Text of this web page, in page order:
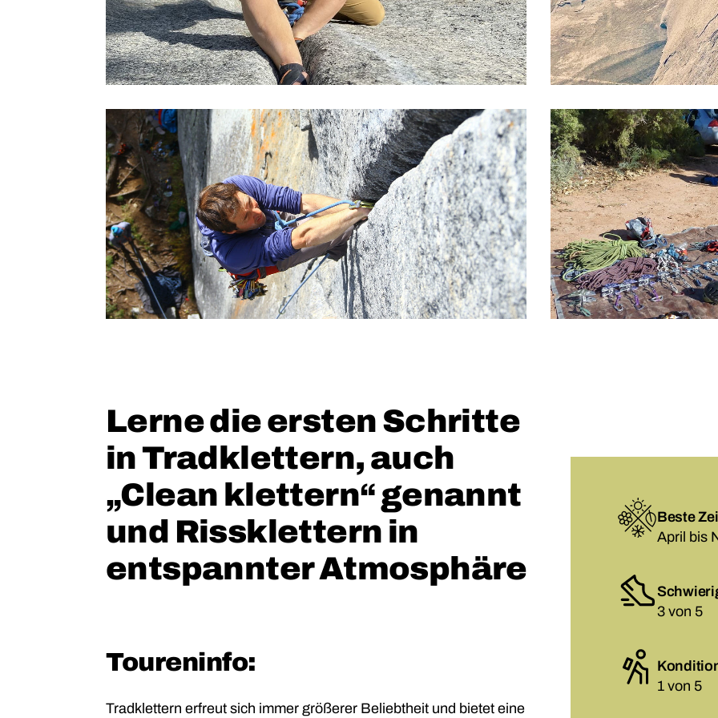
Lerne die ersten Schritte
in Tradklettern, auch
„Clean klettern“ genannt
und Rissklettern in
entspannter Atmosphäre
Toureninfo:
Tradklettern erfreut sich immer größerer Beliebtheit und bietet eine
Beste
April bis
3 von 5
1 von 5